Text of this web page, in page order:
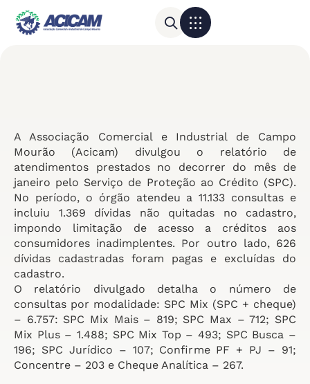
A Associação Comercial e Industrial de Campo
Mourão (Acicam) divulgou o relatório de
atendimentos prestados no decorrer do mês de
janeiro pelo Serviço de Proteção ao Crédito (SPC).
No período, o órgão atendeu a 11.133 consultas e
incluiu 1.369 dívidas não quitadas no cadastro,
impondo limitação de acesso a créditos aos
consumidores inadimplentes. Por outro lado, 626
dívidas cadastradas foram pagas e excluídas do
cadastro.
O relatório divulgado detalha o número de
consultas por modalidade: SPC Mix (SPC + cheque)
– 6.757: SPC Mix Mais – 819; SPC Max – 712; SPC
Mix Plus – 1.488; SPC Mix Top – 493; SPC Busca –
196; SPC Jurídico – 107; Confirme PF + PJ – 91;
Concentre – 203 e Cheque Analítica – 267.